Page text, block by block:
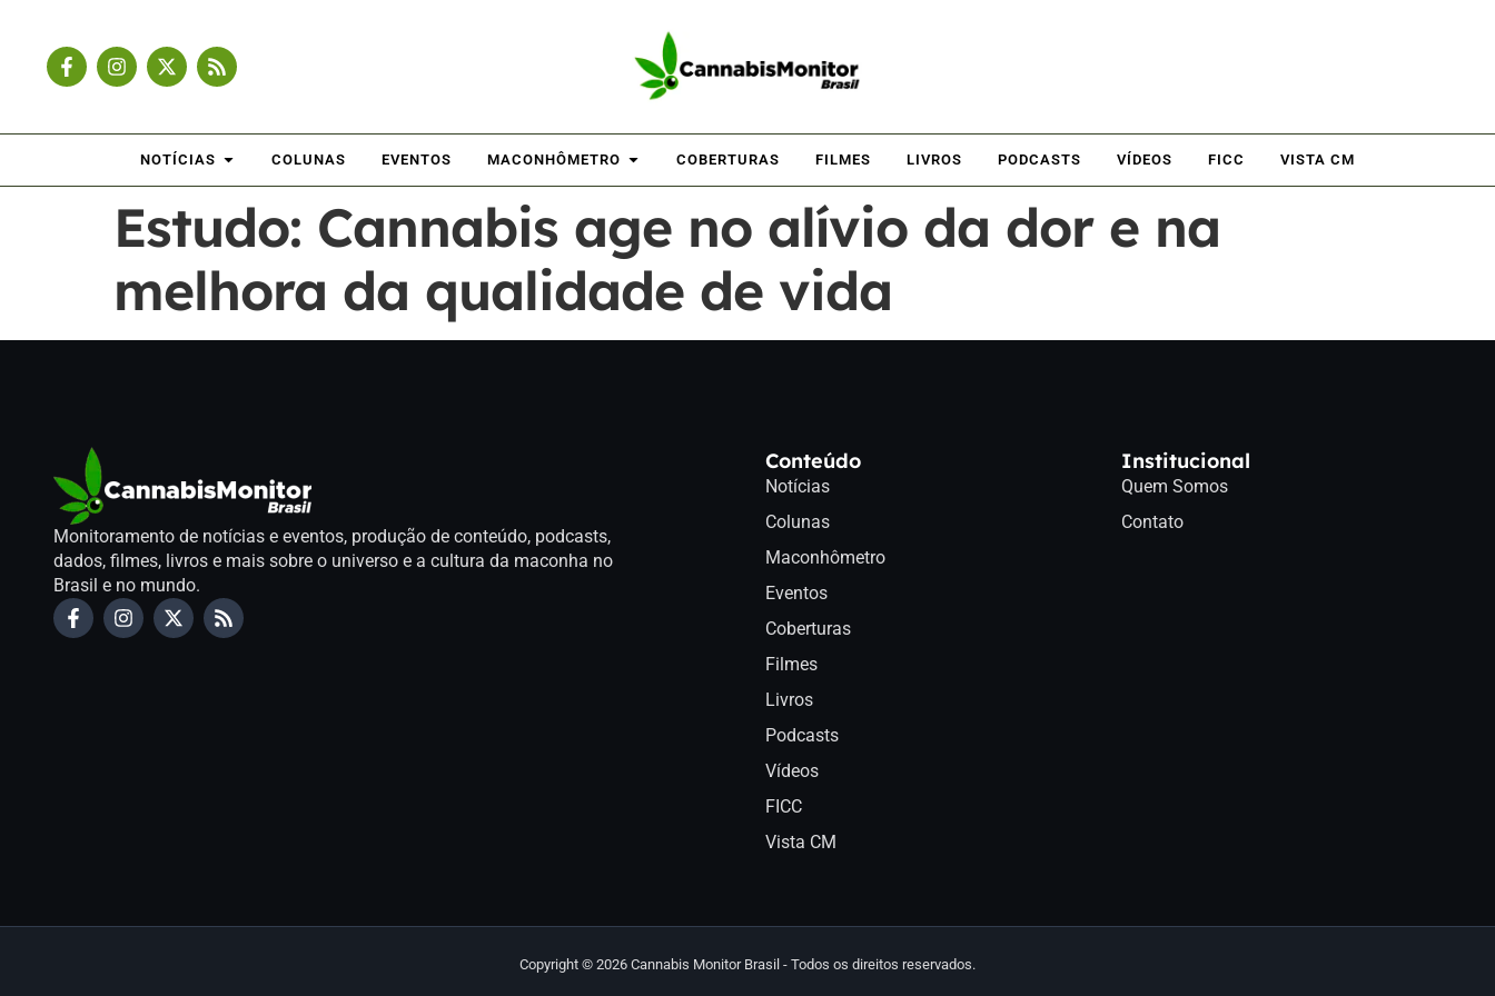
NOTÍCIAS COLUNAS EVENTOS MACONHÔMETRO COBERTURAS FILMES LIVROS PODCASTS VÍDEOS FICC VISTA CM
Estudo: Cannabis age no alívio da dor e na
melhora da qualidade de vida
Monitoramento de notícias e eventos, produção de conteúdo, podcasts,
dados, filmes, livros e mais sobre o universo e a cultura da maconha no
Brasil e no mundo.
Conteúdo
Notícias
Colunas
Maconhômetro
Eventos
Coberturas
Filmes
Livros
Podcasts
Vídeos
FICC
Vista CM
Institucional
Quem Somos
Contato
Copyright © 2026 Cannabis Monitor Brasil - Todos os direitos reservados.